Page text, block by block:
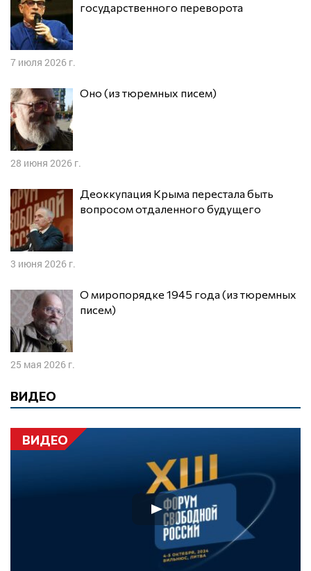
государственного переворота
7 июля 2026 г.
Оно (из тюремных писем)
28 июня 2026 г.
Деоккупация Крыма перестала быть
вопросом отдаленного будущего
3 июня 2026 г.
О миропорядке 1945 года (из тюремных
писем)
25 мая 2026 г.
ВИДЕО
ВИДЕО